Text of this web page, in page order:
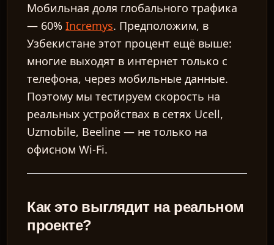
Мобильная доля глобального трафика
— 60%Incremys. Предположим, в
Узбекистане этот процент ещё выше:
многие выходят в интернет только с
телефона, через мобильные данные.
Поэтому мы тестируем скорость на
реальных устройствах в сетях Ucell,
Uzmobile, Beeline — не только на
офисном Wi-Fi.
Как это выглядит на реальном
проекте?